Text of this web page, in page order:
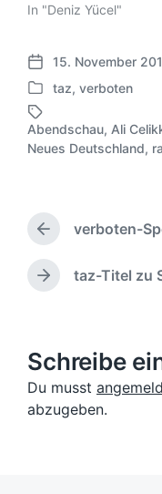
In "Deniz Yücel"
V
e
r
ö
f
t
c
g
d
a
15. November
V
e
r
ö
n
l
i
n
taz, verboten
S
c
a
g
ö
Abendschau, Ali
Neues Deutschland,
V
o
r
h
g
e
B
verboten-
N
s
t
e
r
taz-Titel zu
Schreibe
Du musst
abzugeben.